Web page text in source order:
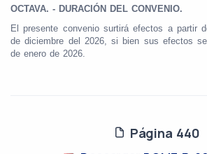
OCTAVA. - DURACIÓN DEL CONVENIO.
El presente convenio surtirá efectos a partir
de diciembre del 2026, si bien sus efectos
de enero de 2026.
Página 440